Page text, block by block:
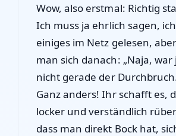
Wow, also erstmal: Richtig
Ich muss ja ehrlich sagen,
einiges im Netz gelesen,
man sich danach: „Naja, war
nicht gerade der
Ganz anders! Ihr schafft es,
locker und verständlich
dass man direkt Bock hat,